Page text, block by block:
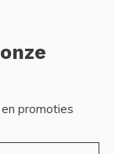
promoties